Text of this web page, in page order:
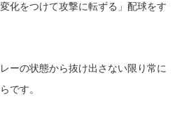
化をつけて攻撃に転ずる」配球をす
ーの状態から抜け出さない限り常に
です。